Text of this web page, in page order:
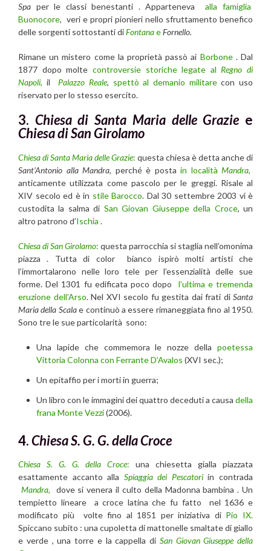
Spa per le classi benestanti . Appartenevaalla famiglia
Buonocore, veri e propri pionieri nello sfruttamento benefico
delle sorgenti sottostanti diFontanaeFornello.
Rimane un mistero come la proprietà passò ai Borbone. Dal
1877 dopo molte controversie storiche legate al Regno di
Napoli, il Palazzo Reale, spettò al demanio militarecon uso
riservato per lo stesso esercito.
3. Chiesa di Santa Maria delle Grazie e
Chiesa di San Girolamo
Chiesa di Santa Maria delle Grazie: questa chiesa è detta anche di
Sant’Antonio alla Mandra, perché è postain località Mandra,
anticamente utilizzata come pascolo per le greggi. Risale al
XIV secolo ed è in stile Barocco. Dal 30 settembre 2003 vi è
custodita la salma di San Giovan Giuseppe della Croce, un
altro patrono d’Ischia .
Chiesa di San Girolamo: questa parrocchia si staglia nell’omonima
piazza . Tutta di color bianco ispirò molti artisti che
l’immortalarono nelle loro tele per l’essenzialità delle sue
forme. Del 1301 fu edificata poco dopo
l’ultima e tremenda
eruzione dell’Arso. Nel XVI secolo fu gestita dai frati di Santa
Maria della Scalae continuò a essere rimaneggiata fino al 1950.
Sono tre le sue particolarità sono:
Una lapide che commemora le nozze della poetessa
Vittoria Colonna con Ferrante D’Avalos (XVI sec.);
Un epitaffio per i morti in guerra;
Un libro con le immagini dei quattro deceduti a causa della
frana Monte Vezzi(2006).
4.Chiesa S. G. G. della Croce
Chiesa S. G. G. della Croce: una chiesetta gialla piazzata
esattamente accanto alla Spiaggia dei Pescatoriin contrada
Mandra,
dove si venera il culto della Madonna bambina . Un
tempietto lineare a croce latina che fu fatto nel 1636 e
modificato più volte fino al 1851 per iniziativa diPio IX.
Spiccano subito : una cupoletta di mattonelle smaltate di giallo
e verde , una torre e la cappella di San Giovan Giuseppe della